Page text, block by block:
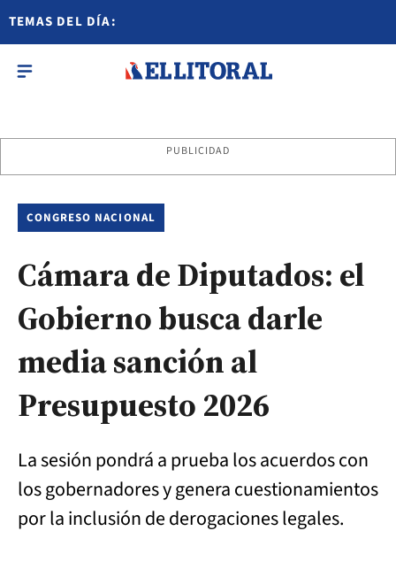
TEMAS DEL DÍA:
PUBLICIDAD
CONGRESO NACIONAL
Cámara de Diputados: el
Gobierno busca darle
media sanción al
Presupuesto 2026
La sesión pondrá a prueba los acuerdos con
los gobernadores y genera cuestionamientos
por la inclusión de derogaciones legales.